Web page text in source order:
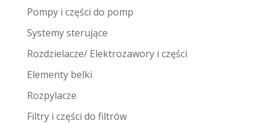
Pompy i części do pomp
Systemy sterujące
Rozdzielacze/ Elektrozawory i części
Elementy belki
Rozpylacze
Filtry i części do filtrów